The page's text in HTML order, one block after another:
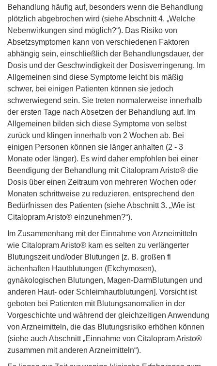
Behandlung häufig auf, besonders wenn die Behandlung
plötzlich abgebrochen wird (siehe Abschnitt 4. „Welche
Nebenwirkungen sind möglich?“). Das Risiko von
Absetzsymptomen kann von verschiedenen Faktoren
abhängig sein, einschließlich der Behandlungsdauer, der
Dosis und der Geschwindigkeit der Dosisverringerung. Im
Allgemeinen sind diese Symptome leicht bis mäßig
schwer, bei einigen Patienten können sie jedoch
schwerwiegend sein. Sie treten normalerweise innerhalb
der ersten Tage nach Absetzen der Behandlung auf. Im
Allgemeinen bilden sich diese Symptome von selbst
zurück und klingen innerhalb von 2 Wochen ab. Bei
einigen Personen können sie länger anhalten (2 - 3
Monate oder länger). Es wird daher empfohlen bei einer
Beendigung der Behandlung mit Citalopram Aristo® die
Dosis über einen Zeitraum von mehreren Wochen oder
Monaten schrittweise zu reduzieren, entsprechend den
Bedürfnissen des Patienten (siehe Abschnitt 3. „Wie ist
Citalopram Aristo® einzunehmen?“).
Im Zusammenhang mit der Einnahme von Arzneimitteln
wie Citalopram Aristo® kam es selten zu verlängerter
Blutungszeit und/oder Blutungen [z. B. großen fl
ächenhaften Hautblutungen (Ekchymosen),
gynäkologischen Blutungen, Magen-DarmBlutungen und
anderen Haut- oder Schleimhautblutungen]. Vorsicht ist
geboten bei Patienten mit Blutungsanomalien in der
Vorgeschichte und während der gleichzeitigen Anwendung
von Arzneimitteln, die das Blutungsrisiko erhöhen können
(siehe auch Abschnitt „Einnahme von Citalopram Aristo®
zusammen mit anderen Arzneimitteln“).